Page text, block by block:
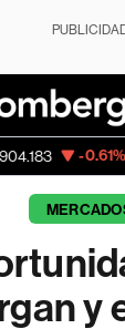
Visa 369.39
y